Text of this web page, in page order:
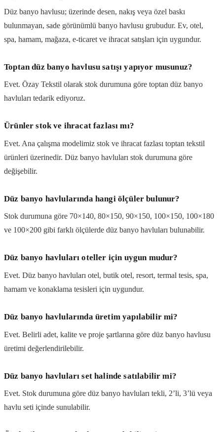
Düz banyo havlusu; üzerinde desen, nakış veya özel baskı
bulunmayan, sade görünümlü banyo havlusu grubudur. Ev, otel,
spa, hamam, mağaza, e-ticaret ve ihracat satışları için uygundur.
Toptan düz banyo havlusu satışı yapıyor musunuz?
Evet. Özay Tekstil olarak stok durumuna göre toptan düz banyo
havluları tedarik ediyoruz.
Ürünler stok ve ihracat fazlası mı?
Evet. Ana çalışma modelimiz stok ve ihracat fazlası toptan tekstil
ürünleri üzerinedir. Düz banyo havluları stok durumuna göre
değişebilir.
Düz banyo havlularında hangi ölçüler bulunur?
Stok durumuna göre 70×140, 80×150, 90×150, 100×150, 100×180
ve 100×200 gibi farklı ölçülerde düz banyo havluları bulunabilir.
Düz banyo havluları oteller için uygun mudur?
Evet. Düz banyo havluları otel, butik otel, resort, termal tesis, spa,
hamam ve konaklama tesisleri için uygundur.
Düz banyo havlularında üretim yapılabilir mi?
Evet. Belirli adet, kalite ve proje şartlarına göre düz banyo havlusu
üretimi değerlendirilebilir.
Düz banyo havluları set halinde satılabilir mi?
Evet. Stok durumuna göre düz banyo havluları tekli, 2’li, 3’lü veya
havlu seti içinde sunulabilir.